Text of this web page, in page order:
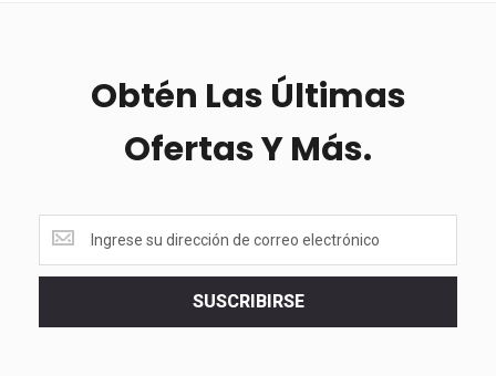
Obtén Las Últimas
Ofertas Y Más.
las
últimas
SUSCRIBIRSE